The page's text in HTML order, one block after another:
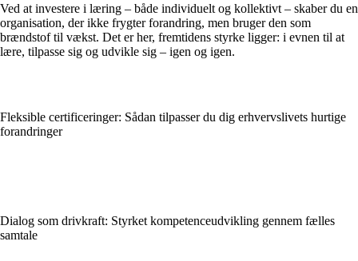
Ved at investere i læring – både individuelt og kollektivt – skaber du en
organisation, der ikke frygter forandring, men bruger den som
brændstof til vækst. Det er her, fremtidens styrke ligger: i evnen til at
lære, tilpasse sig og udvikle sig – igen og igen.
Fleksible certificeringer: Sådan tilpasser du dig erhvervslivets hurtige
forandringer
Dialog som drivkraft: Styrket kompetenceudvikling gennem fælles
samtale